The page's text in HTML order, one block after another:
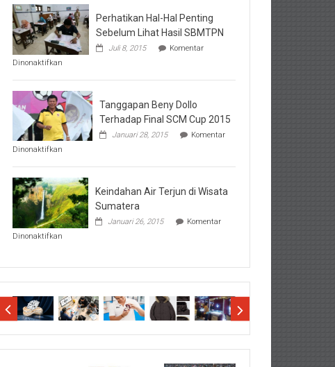
BTN
Perhatikan Hal-Hal Penting
Sebelum Lihat Hasil SBMTPN
Juli 8, 2015
Komentar
Dinonaktifkan
Hal-
Hal
Penting
Sebelum
Lihat
Hasil
Tanggapan Beny Dollo
Terhadap Final SCM Cup 2015
Januari 28, 2015
Komentar
Dinonaktifkan
Beny
Dollo
Terhadap
Final
SCM
Cup
Keindahan Air Terjun di Wisata
Sumatera
Januari 26, 2015
Komentar
Dinonaktifkan
Terjun
Sumatera